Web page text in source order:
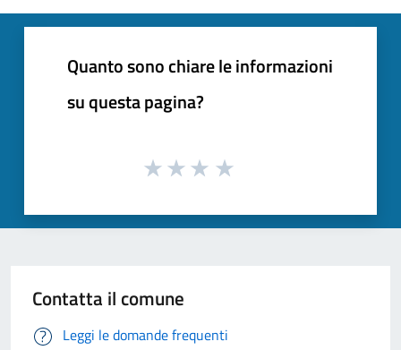
Quanto sono chiare le informazioni
su questa pagina?
Contatta il comune
Leggi le domande frequenti